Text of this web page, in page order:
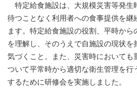
特定給食施設は、大規模災害等発生
待つことなく利用者への食事提供を継
ます。特定給食施設の役割、平時か
を理解し、そのうえで自施設の現状を
気づくこと。また、災害時においても
ついて平常時から適切な衛生管理を行
するために研修会を実施しました。